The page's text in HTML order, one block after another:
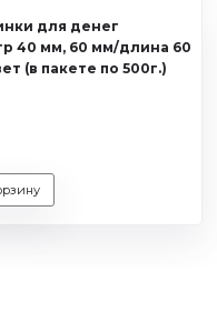
для денег
40 мм, 60 мм/длина 60
(в пакете по 500г.)